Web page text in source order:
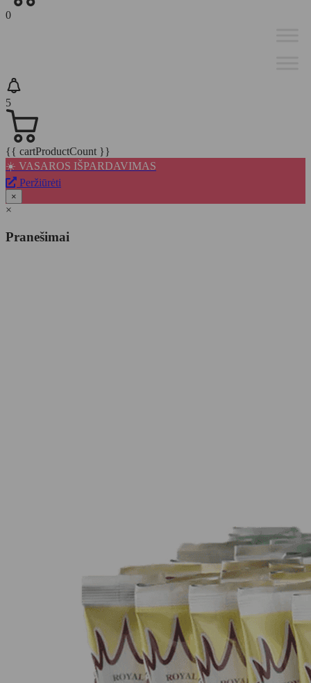
0
5
{{ cartProductCount }}
☀️ VASAROS IŠPARDAVIMAS
Peržiūrėti
×
×
Pranešimai